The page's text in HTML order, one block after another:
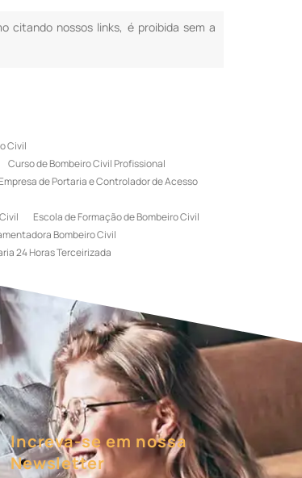
citando nossos links, é proibida sem a
Civil
Curso de Bombeiro Civil Profissional
Empresa de Portaria e Controlador de Acesso
Escola de Formação de Bombeiro Civil
Bombeiro Civil
24 Horas Terceirizada
Terceirizada
Terceirização de Portaria
de Bombeiros
Treinamento de Brigada
Increva-se em nossa
Newsletter